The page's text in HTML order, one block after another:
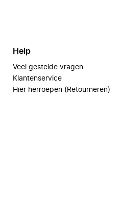
Help
Veel gestelde vragen
Klantenservice
Hier herroepen (Retourneren)